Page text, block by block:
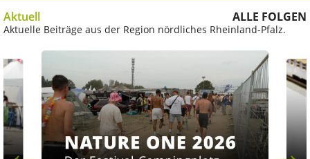
Aktuell ALLE FOLGEN
Aktuelle Beiträge aus der Region nördliches Rheinland-Pfalz.